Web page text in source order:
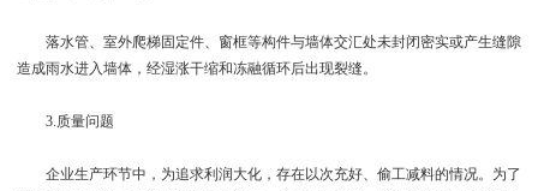
落水管、室外爬梯固定件、窗框等构件与墙体交汇处未封闭密实或产生缝隙
造成雨水进入墙体，经湿涨干缩和冻融循环后出现裂缝。
3.质量问题
企业生产环节中，为追求利润大化，存在以次充好、偷工减料的情况。为了